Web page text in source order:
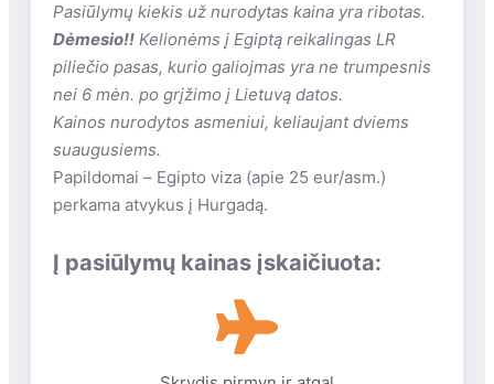
Viešbutis susideda iš pagrindinio 3 aukštų
pastato (su liftais), dviejų 3 aukštų pastatų
ir trijų 3 aukštų pastatų.
Bendras viešbučio plotas – 100 000 kv.m.
Viešbutyje neapgyvendinami svečiai su
ribotu judumu.
Viešbučio teritorijoje
2405 kv.m.)
vandens parkas (4 vandens
čiuožyklos, darbo laikas: 10:00-
Pasiūlymų kiekis už nurodytas kaina yra ribotas.
Dėmesio!! Kelionėms į Egiptą reikalingas LR
piliečio pasas, kurio galiojmas yra ne trumpesnis
nei 6 mėn. po grįžimo į Lietuvą datos.
Kainos nurodytos asmeniui, keliaujant dviems
suaugusiems.
Papildomai – Egipto viza (apie 25 eur/asm.)
perkama atvykus į Hurgadą.
Į pasiūlymų kainas įskaičiuota: